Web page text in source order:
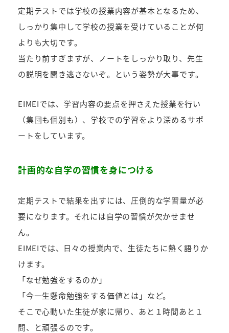
定期テストでは学校の授業内容が基本となるため、
しっかり集中して学校の授業を受けていることが何
よりも大切です。
当たり前すぎますが、ノートをしっかり取り、先生
の説明を聞き逃さないぞ。という姿勢が大事です。
EIMEIでは、学習内容の要点を押さえた授業を行い
（集団も個別も）、学校での学習をより深めるサポ
ートをしています。
計画的な自学の習慣を身につける
定期テストで結果を出すには、圧倒的な学習量が必
要になります。それには自学の習慣が欠かせませ
ん。
EIMEIでは、日々の授業内で、生徒たちに熱く語りか
けます。
「なぜ勉強をするのか」
「今一生懸命勉強をする価値とは」など。
そこで心動いた生徒が家に帰り、あと１時間あと１
問、と頑張るのです。